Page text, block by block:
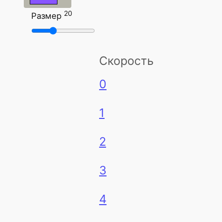
Размер 20
Скорость
0
1
2
3
4